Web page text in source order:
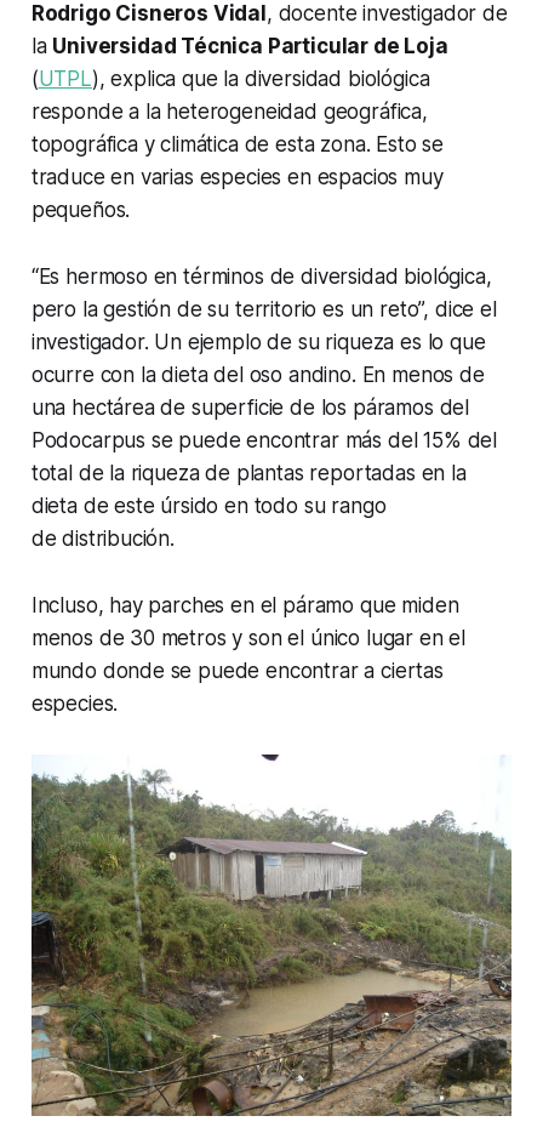
Rodrigo Cisneros Vidal , docente investigador de
la Universidad Técnica Particular de Loja
(UTPL), explica que la diversidad biológica
responde a la heterogeneidad geográfica,
topográfica y climática de esta zona. Esto se
traduce en varias especies en espacios muy
pequeños.
“Es hermoso en términos de diversidad biológica,
pero la gestión de su territorio es un reto”, dice el
investigador. Un ejemplo de su riqueza es lo que
ocurre con la dieta del oso andino. En menos de
una hectárea de superficie de los páramos del
Podocarpus se puede encontrar más del 15% del
total de la riqueza de plantas reportadas en la
dieta de este úrsido en todo su rango
de distribución.
Incluso, hay parches en el páramo que miden
menos de 30 metros y son el único lugar en el
mundo donde se puede encontrar a ciertas
especies.